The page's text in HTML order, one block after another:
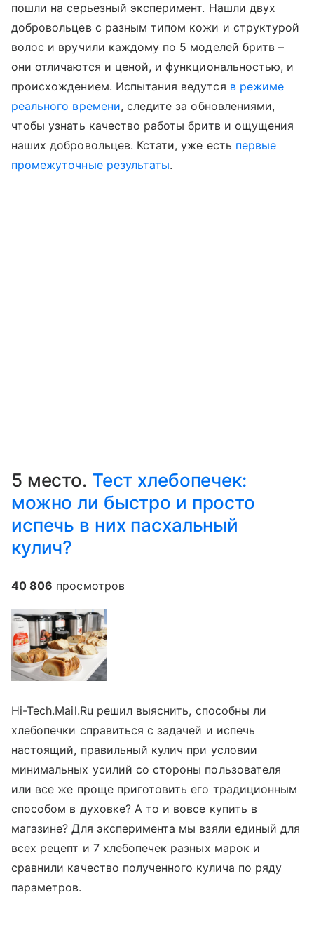
пошли на серьезный эксперимент. Нашли двух
добровольцев с разным типом кожи и структурой
волос и вручили каждому по 5 моделей бритв –
они отличаются и ценой, и функциональностью, и
происхождением. Испытания ведутся в режиме
реального времени, следите за обновлениями,
чтобы узнать качество работы бритв и ощущения
наших добровольцев. Кстати, уже есть первые
промежуточные результаты.
5 место. Тест хлебопечек:
можно ли быстро и просто
испечь в них пасхальный
кулич?
40 806 просмотров
Hi-Tech.Mail.Ru решил выяснить, способны ли
хлебопечки справиться с задачей и испечь
настоящий, правильный кулич при условии
минимальных усилий со стороны пользователя
или все же проще приготовить его традиционным
способом в духовке? А то и вовсе купить в
магазине? Для эксперимента мы взяли единый для
всех рецепт и 7 хлебопечек разных марок и
сравнили качество полученного кулича по ряду
параметров.